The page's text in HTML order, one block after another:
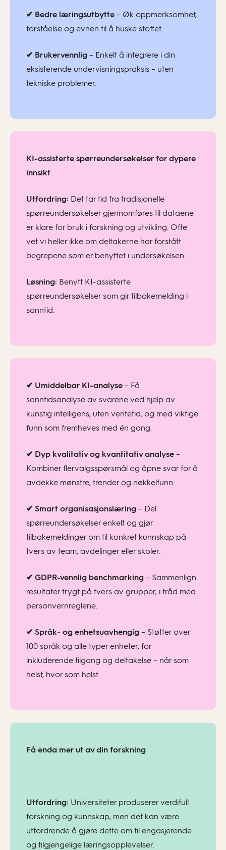
✔ Bedre læringsutbytte – Øk oppmerksomhet,
forståelse og evnen til å huske stoffet.
✔ Brukervennlig – Enkelt å integrere i din
eksisterende undervisningspraksis – uten
tekniske problemer.
KI-assisterte spørreundersøkelser for dypere
innsikt
Utfordring: Det tar tid fra tradisjonelle
spørreundersøkelser gjennomføres til dataene
er klare for bruk i forskning og utvikling. Ofte
vet vi heller ikke om deltakerne har forstått
begrepene som er benyttet i undersøkelsen.
Løsning: Benytt KI-assisterte
spørreundersøkelser som gir tilbakemelding i
sanntid.
✔ Umiddelbar KI-analyse – Få
sanntidsanalyse av svarene ved hjelp av
kunstig intelligens, uten ventetid, og med viktige
funn som fremheves med én gang.
✔ Dyp kvalitativ og kvantitativ analyse –
Kombiner flervalgsspørsmål og åpne svar for å
avdekke mønstre, trender og nøkkelfunn.
✔ Smart organisasjonslæring – Del
spørreundersøkelser enkelt og gjør
tilbakemeldinger om til konkret kunnskap på
tvers av team, avdelinger eller skoler.
✔ GDPR-vennlig benchmarking – Sammenlign
resultater trygt på tvers av grupper, i tråd med
personvernreglene.
✔ Språk- og enhetsuavhengig – Støtter over
100 språk og alle typer enheter, for
inkluderende tilgang og deltakelse – når som
helst, hvor som helst.
Få enda mer ut av din forskning
Utfordring: Universiteter produserer verdifull
forskning og kunnskap, men det kan være
utfordrende å gjøre dette om til engasjerende
og tilgjengelige læringsopplevelser.